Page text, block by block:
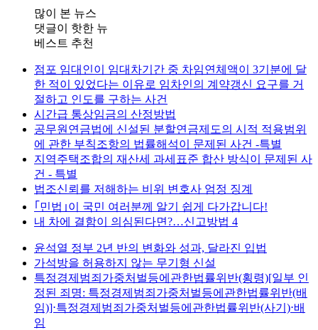
많이 본 뉴스
댓글이 핫한 뉴
베스트 추천
점포 임대인이 임대차기간 중 차임연체액이 3기분에 달
한 적이 있었다는 이유로 임차인의 계약갱신 요구를 거
절하고 인도를 구하는 사건
시간급 통상임금의 산정방법
공무원연금법에 신설된 분할연금제도의 시적 적용범위
에 관한 부칙조항의 법률해석이 문제된 사건 -특별
지역주택조합의 재산세 과세표준 합산 방식이 문제된 사
건 - 특별
법조신뢰를 저해하는 비위 변호사 엄정 징계
｢민법｣이 국민 여러분께 알기 쉽게 다가갑니다!
내 차에 결함이 의심된다면?…신고방법 4
윤석열 정부 2년 반의 변화와 성과, 달라진 입법
가석방을 허용하지 않는 무기형 신설
특정경제범죄가중처벌등에관한법률위반(횡령)[일부 인
정된 죄명: 특정경제범죄가중처벌등에관한법률위반(배
임)]⋅특정경제범죄가중처벌등에관한법률위반(사기)⋅배
임